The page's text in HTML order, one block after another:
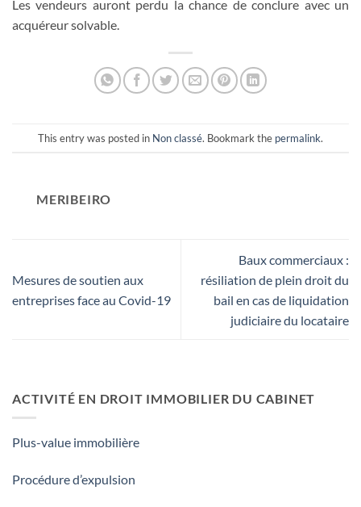
Les vendeurs auront perdu la chance de conclure avec un
acquéreur solvable.
This entry was posted in Non classé. Bookmark the permalink.
MERIBEIRO
Mesures de soutien aux
entreprises face au Covid-19
Baux commerciaux :
résiliation de plein droit du
bail en cas de liquidation
judiciaire du locataire
ACTIVITÉ EN DROIT IMMOBILIER DU CABINET
Plus-value immobilière
Procédure d’expulsion